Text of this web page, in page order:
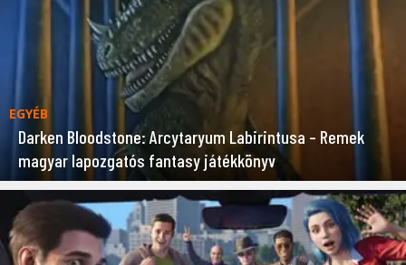
EGYÉB
Darken Bloodstone: Arcytaryum Labirintusa – Remek
magyar lapozgatós fantasy játékkönyv